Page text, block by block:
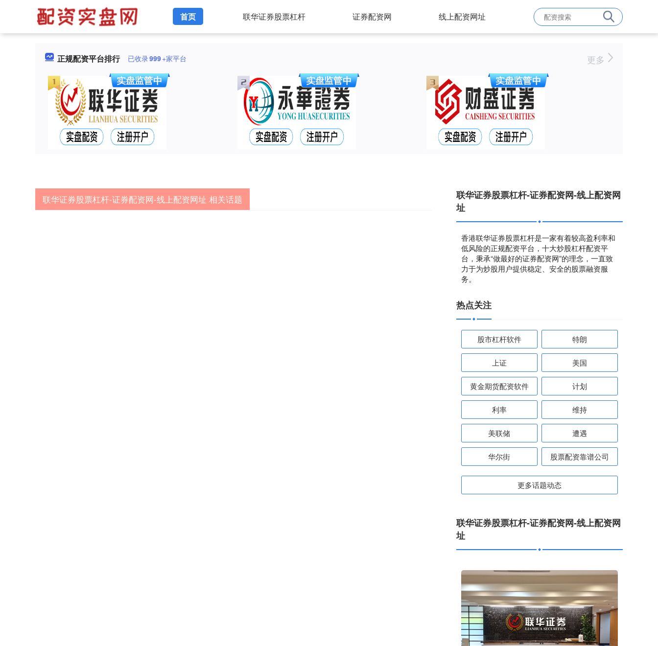
首页 联华证券股票杠杆 证券配资网 线上配资网址
正规配资平台排行 已收录999+家平台 更多
联华证券股票杠杆-证券配资网-线上配资网址 相关话题
联华证券股票杠杆-证券配资网-线上配资网
址
香港联华证券股票杠杆是一家有着较高盈利率和
低风险的正规配资平台，十大炒股杠杆配资平
台，秉承“做最好的证券配资网”的理念，一直致
力于为炒股用户提供稳定、安全的股票融资服
务。
热点关注
股市杠杆软件 特朗
上证 美国
黄金期货配资软件 计划
利率 维持
美联储 遭遇
华尔街 股票配资靠谱公司
更多话题动态
联华证券股票杠杆-证券配资网-线上配资网
址